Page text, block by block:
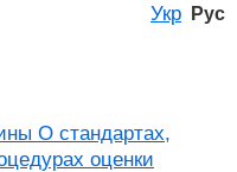
Укр Рус
О стандартах,
оценки